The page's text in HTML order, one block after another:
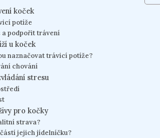
koček
potíže
a podpořit trávení
u koček
naznačovat trávicí potíže?
chování
stresu
pro kočky
strava?
jejich jídelníčku?